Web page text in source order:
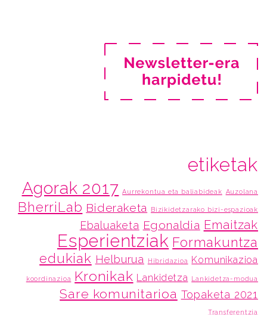
etiketak
Agorak 2017 Aurrekontua eta baliabideak Auzolana
BherriLab Bideraketa Bizikidetzarako bizi-espazioak
Ebaluaketa Egonaldia Emaitzak
Esperientziak Formakuntza
edukiak Helburua Hibridazioa Komunikazioa
koordinazioa Kronikak Lankidetza Lankidetza-modua
Sare komunitarioa Topaketa 2021
Transferentzia